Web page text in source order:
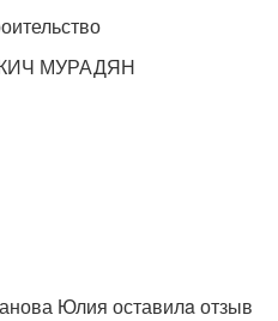
МУРАДЯН
Юлия оставилa отзыв